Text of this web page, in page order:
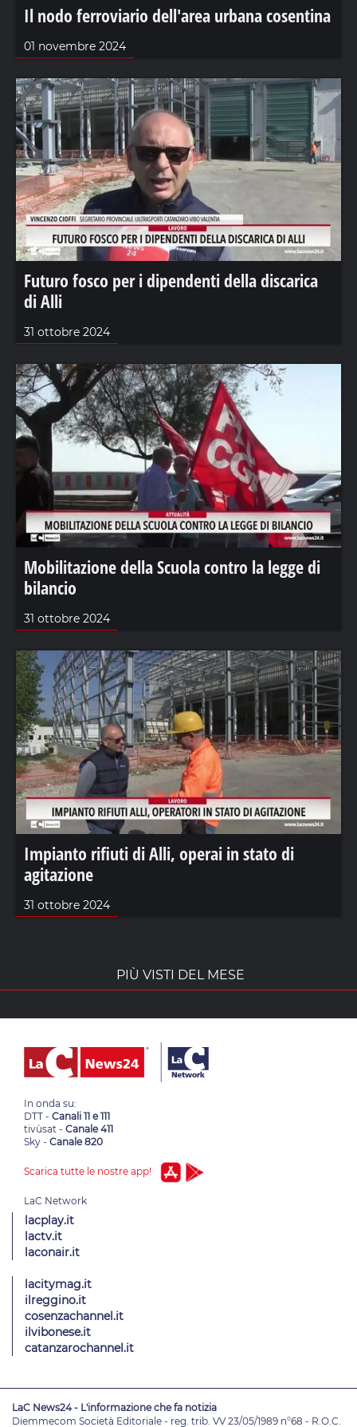
Il nodo ferroviario dell'area urbana cosentina
01 novembre 2024
Futuro fosco per i dipendenti della discarica
di Alli
31 ottobre 2024
Mobilitazione della Scuola contro la legge di
bilancio
31 ottobre 2024
Impianto rifiuti di Alli, operai in stato di
agitazione
31 ottobre 2024
PIÙ VISTI DEL MESE
In onda su:
DTT - Canali 11 e 111
tivùsat - Canale 411
Sky - Canale 820
Scarica tutte le nostre app!
lacplay.it
lactv.it
laconair.it
lacitymag.it
ilreggino.it
cosenzachannel.it
ilvibonese.it
catanzarochannel.it
LaC News24 - L'informazione che fa notizia
Diemmecom Società Editoriale - reg. trib. VV 23/05/1989 n°68 - R.O.C.